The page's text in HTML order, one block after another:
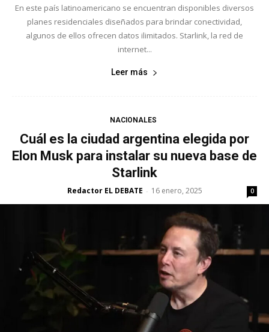
En este país latinoamericano se encuentran disponibles diversos
planes residenciales diseñados para brindar conectividad,
algunos de ellos ofrecen datos ilimitados. Starlink, la red de
internet...
Leer más
NACIONALES
Cuál es la ciudad argentina elegida por
Elon Musk para instalar su nueva base de
Starlink
Redactor EL DEBATE - 16 enero, 2025 0